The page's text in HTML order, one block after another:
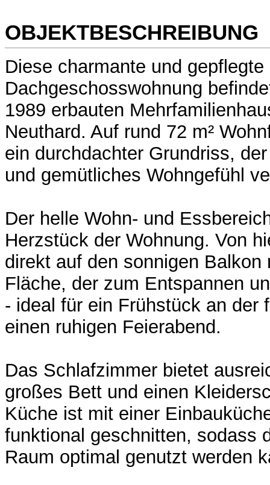
OBJEKTBESCHREIBUNG
Diese charmante und
Dachgeschosswohnung
1989 erbauten
Neuthard. Auf rund 72 m²
ein durchdachter Grundriss,
und gemütliches Wohngefühl
Der helle Wohn- und
Herzstück der Wohnung. Von
direkt auf den sonnigen Balkon
Fläche, der zum Entspannen
- ideal für ein Frühstück an der
einen ruhigen Feierabend.
Das Schlafzimmer bietet
großes Bett und einen
Küche ist mit einer
funktional geschnitten, sodass
Raum optimal genutzt werden